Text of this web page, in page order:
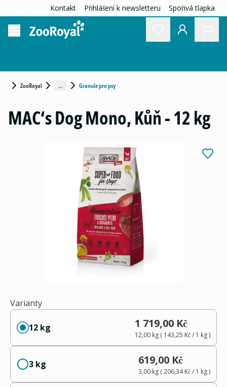
Kontakt Přihlášení k newsletteru Spořivá tlapka
ZooRoyal ... Granule pro psy
MAC‘s Dog Mono, Kůň - 12 kg
Varianty
12 kg 1 719,00 Kč
12,00 kg( 143,25 Kč/ 1 kg)
3 kg 619,00 Kč
3,00 kg(206,34 Kč/ 1 kg)